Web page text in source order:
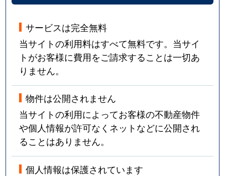
サービスは完全無料
当サイトの利用料はすべて無料です。当サイ
トがお客様に費用をご請求することは一切あ
りません。
物件は公開されません
当サイトの利用によってお客様の不動産物件
や個人情報が許可なくネットなどに公開され
ることはありません。
個人情報は保護されています